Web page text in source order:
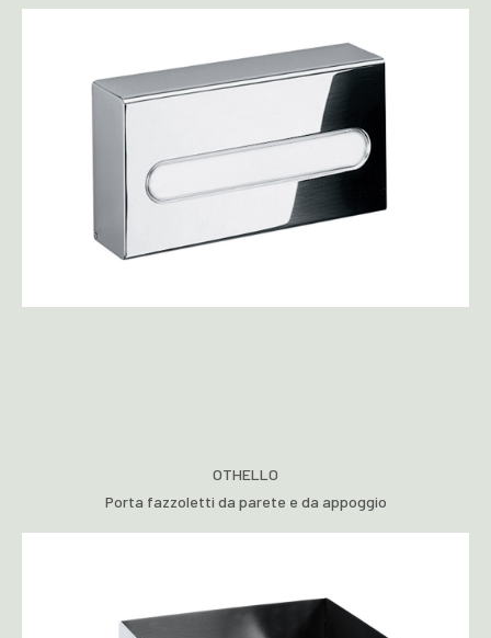
OTHELLO
Porta fazzoletti da parete e da appoggio